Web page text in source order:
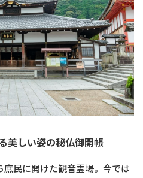
美しい姿の秘仏御開帳
民に開けた観音霊場。今では